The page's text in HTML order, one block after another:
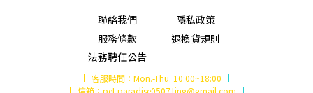
聯絡我們
隱私政策
服務條款
退換貨規則
法務聘任公告
客服時間： Mon.-Thu. 10:00~18:00